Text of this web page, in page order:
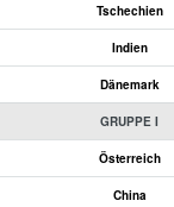
Tschechien
Indien
Dänemark
GRUPPE I
Österreich
China